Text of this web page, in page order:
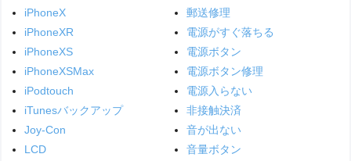
iPhoneX
iPhoneXR
iPhoneXS
iPhoneXSMax
iPodtouch
iTunesバックアップ
Joy-Con
LCD
郵送修理
電源がすぐ落ちる
電源ボタン
電源ボタン修理
電源入らない
非接触決済
音が出ない
音量ボタン